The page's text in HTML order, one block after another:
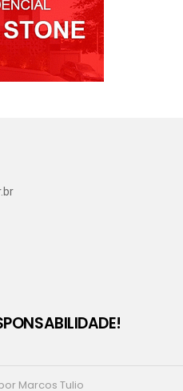
Marcos Tulio